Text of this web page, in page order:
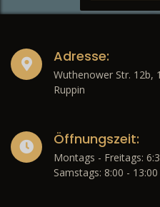
Adresse:
Wuthenower Str. 12b,
Ruppin
Öffnungszeit:
Montags - Freitags:
Samstags: 8:00 -